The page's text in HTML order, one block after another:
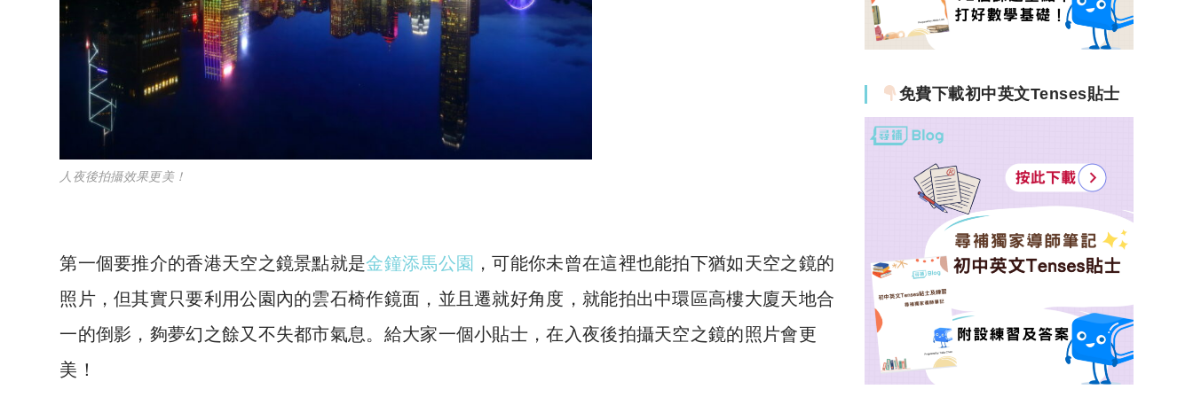
人夜後拍攝效果更美！
第一個要推介的香港天空之鏡景點就是金鐘添馬公園 ，可能你未曾在這裡也能拍下猶如天空之鏡的
照片，但其實只要利用公園內的雲石椅作鏡面，並且遷就好角度， 就能拍出中環區高樓大廈天地合
一的倒影，夠夢幻之餘又不失都市氣息。給大家一個小貼士，在入夜後拍攝天空之鏡的照片會更
美！
免費下載初中英文Tenses貼士